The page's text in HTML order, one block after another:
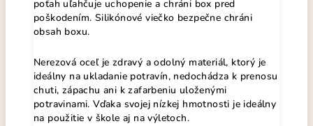
poťah uľahčuje uchopenie a chráni box pred
poškodením. Silikónové viečko bezpečne chráni
obsah boxu.
Nerezová oceľ je zdravý a odolný materiál, ktorý je
ideálny na ukladanie potravín, nedochádza k prenosu
chuti, zápachu ani k zafarbeniu uloženými
potravinami. Vďaka svojej nízkej hmotnosti je ideálny
na použitie v škole aj na výletoch.